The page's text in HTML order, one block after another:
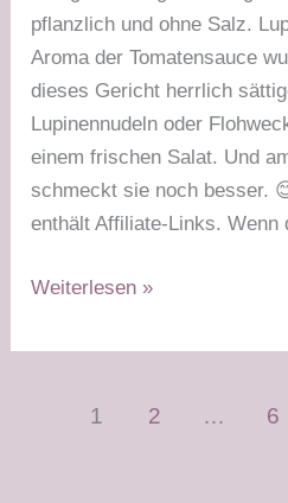
pflanzlich und ohne Salz.
Aroma der Tomatensauce
dieses Gericht herrlich
Lupinennudeln oder
einem frischen Salat. Und
schmeckt sie noch besser.
enthält Affiliate-Links. Wenn
Vegane
Bolognese
Weiterlesen »
1 2 … 6